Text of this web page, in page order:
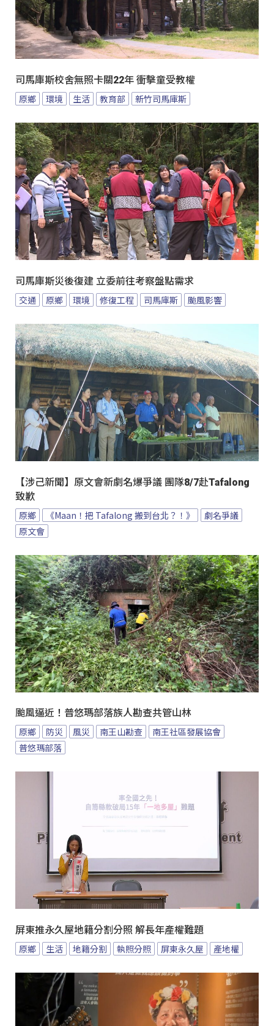
司馬庫斯校舍無照卡關22年 衝擊童受教權
原鄉 環境 生活 教育部 新竹司馬庫斯
司馬庫斯災後復建 立委前往考察盤點需求
交通 原鄉 環境 修復工程 司馬庫斯 颱風影響
【涉己新聞】原文會新劇名爆爭議 團隊8/7赴Tafalong
致歉
原鄉 《Maan！把 Tafalong 搬到台北？！》
劇名爭議
原文會
颱風逼近！普悠瑪部落族人勘查共管山林
原鄉 防災 風災 南王山勘查
南王社區發展協會
普悠瑪部落
屏東推永久屋地籍分割分照 解長年產權難題
原鄉 生活 地籍分割 執照分照 屏東永久屋 產地權